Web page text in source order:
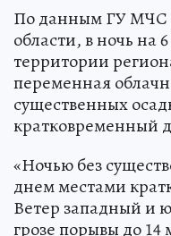
По данным ГУ МЧС
области, в ночь на
территории
переменная
существенных
кратковременный
«Ночью без
днем местами
Ветер западный и
грозе порывы до 14